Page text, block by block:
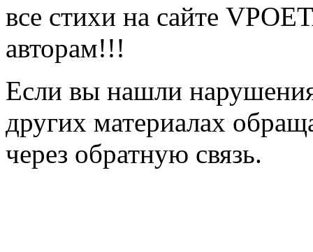
все стихи на сайте
авторам!!!
Если вы нашли
других материалах
через обратную связь.